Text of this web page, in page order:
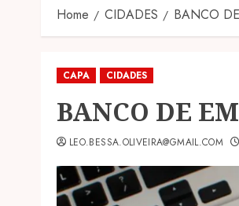
Home CIDADES BANCO
CAPA CIDADES
BANCO DE
LEO.BESSA.OLIVEIRA@GMAIL.COM